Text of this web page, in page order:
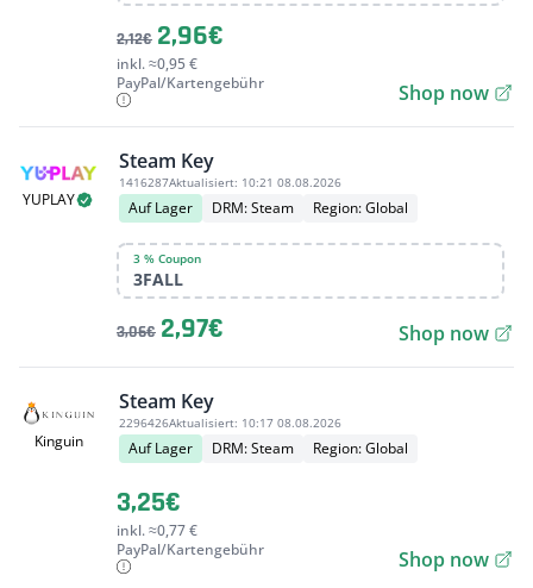
2,12€ 2,96€
inkl. ≈0,95 €
PayPal/Kartengebühr
Shop now
YUPLAY
Steam Key
1416287Aktualisiert: 10:21 08.08.2026
Auf Lager DRM: Steam Region: Global
3 % Coupon
3FALL
3,06€ 2,97€ Shop now
Kinguin
Steam Key
2296426Aktualisiert: 10:17 08.08.2026
Auf Lager DRM: Steam Region: Global
3,25€
inkl. ≈0,77 €
PayPal/Kartengebühr
Shop now